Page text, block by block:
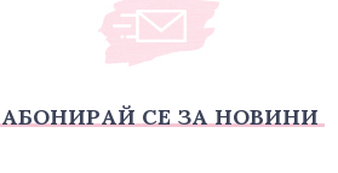
АБОНИРАЙ СЕ ЗА НОВИНИ